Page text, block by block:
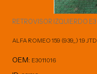
RETROVISOR IZQUIERDO
ALFA ROMEO 159 (939_) 1.9
OEM: E3011016